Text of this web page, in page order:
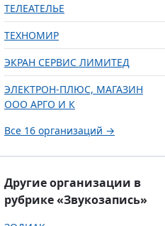
ТЕЛЕАТЕЛЬЕ
ТЕХНОМИР
ЭКРАН СЕРВИС ЛИМИТЕД
ЭЛЕКТРОН-ПЛЮС, МАГАЗИН
ООО АРГО И К
Все 16 организаций →
Другие организации в
рубрике «Звукозапись»